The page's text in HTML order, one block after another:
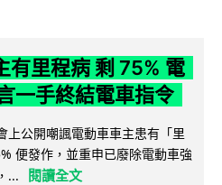
有里程病 剩 75% 電
一手終結電車指令
上公開嘲諷電動車車主患有「里
便發作，並重申已廢除電動車強
...
閱讀全文